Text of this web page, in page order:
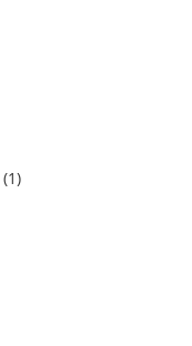
(1)